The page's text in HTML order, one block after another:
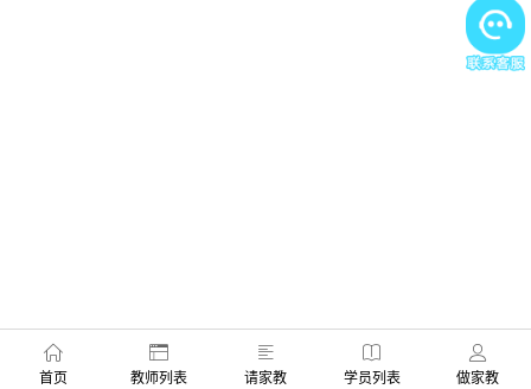
首页 教师列表 请家教 学员列表 做家教